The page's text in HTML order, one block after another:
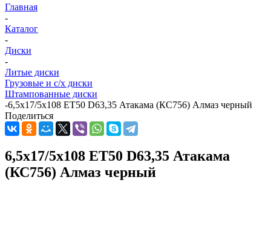
Главная
-
Каталог
-
Диски
-
Литые диски
Грузовые и с/х диски
Штампованные диски
-6,5x17/5x108 ET50 D63,35 Атакама (КС756) Алмаз черный
Поделиться
6,5x17/5x108 ET50 D63,35 Атакама
(КС756) Алмаз черный